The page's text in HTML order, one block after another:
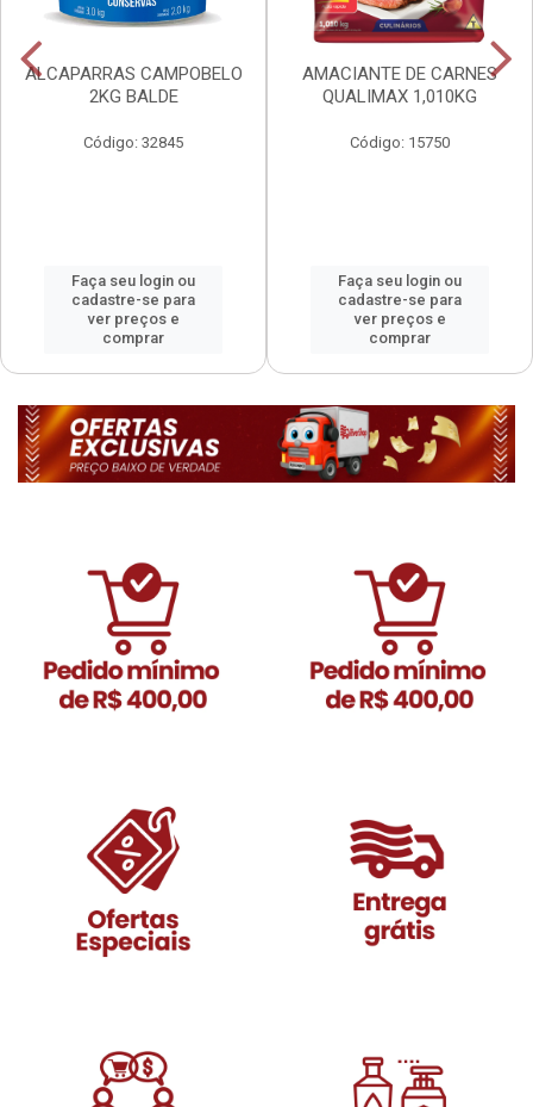
ALCAPARRAS CAMPOBELO
2KG BALDE
Código: 32845
Faça seu login ou
cadastre-se para
ver preços e
comprar
AMACIANTE DE CARNES
QUALIMAX 1,010KG
Código: 15750
Faça seu login ou
cadastre-se para
ver preços e
comprar